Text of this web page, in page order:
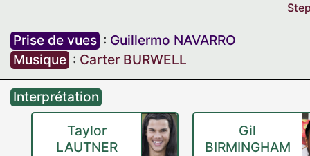
Prise de vues : Guillermo NAVARRO
Musique : Carter BURWELL
Interprétation
Taylor
LAUTNER
Gil
BIRMINGHAM